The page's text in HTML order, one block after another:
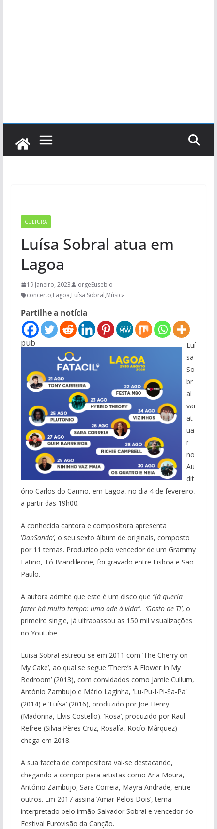
CULTURA
Luísa Sobral atua em
Lagoa
19 Janeiro, 2023
JorgeEusebio
concerto,Lagoa,Luísa Sobral,Música
Partilhe a notícia
pub
Luí
sa
So
br
al
vai
at
ua
r
no
Au
dit
ório Carlos do Carmo, em Lagoa, no dia 4 de fevereiro,
a partir das 19h00.
A conhecida cantora e compositora apresenta
‘DanSando’, o seu sexto álbum de originais, composto
por 11 temas. Produzido pelo vencedor de um Grammy
Latino, Tó Brandileone, foi gravado entre Lisboa e São
Paulo.
A autora admite que este é um disco que “já queria
fazer há muito tempo: uma ode à vida”. ‘Gosto de Ti’, o
primeiro single, já ultrapassou as 150 mil visualizações
no Youtube.
Luísa Sobral estreou-se em 2011 com ‘The Cherry on
My Cake’, ao qual se segue ‘There’s A Flower In My
Bedroom’ (2013), com convidados como Jamie Cullum,
António Zambujo e Mário Laginha, ‘Lu-Pu-I-Pi-Sa-Pa’
(2014) e ‘Luísa’ (2016), produzido por Joe Henry
(Madonna, Elvis Costello). ‘Rosa’, produzido por Raul
Refree (Silvia Pères Cruz, Rosalía, Rocío Márquez)
chega em 2018.
A sua faceta de compositora vai-se destacando,
chegando a compor para artistas como Ana Moura,
António Zambujo, Sara Correia, Mayra Andrade, entre
outros. Em 2017 assina ‘Amar Pelos Dois’, tema
interpretado pelo irmão Salvador Sobral e vencedor do
Festival Eurovisão da Canção.